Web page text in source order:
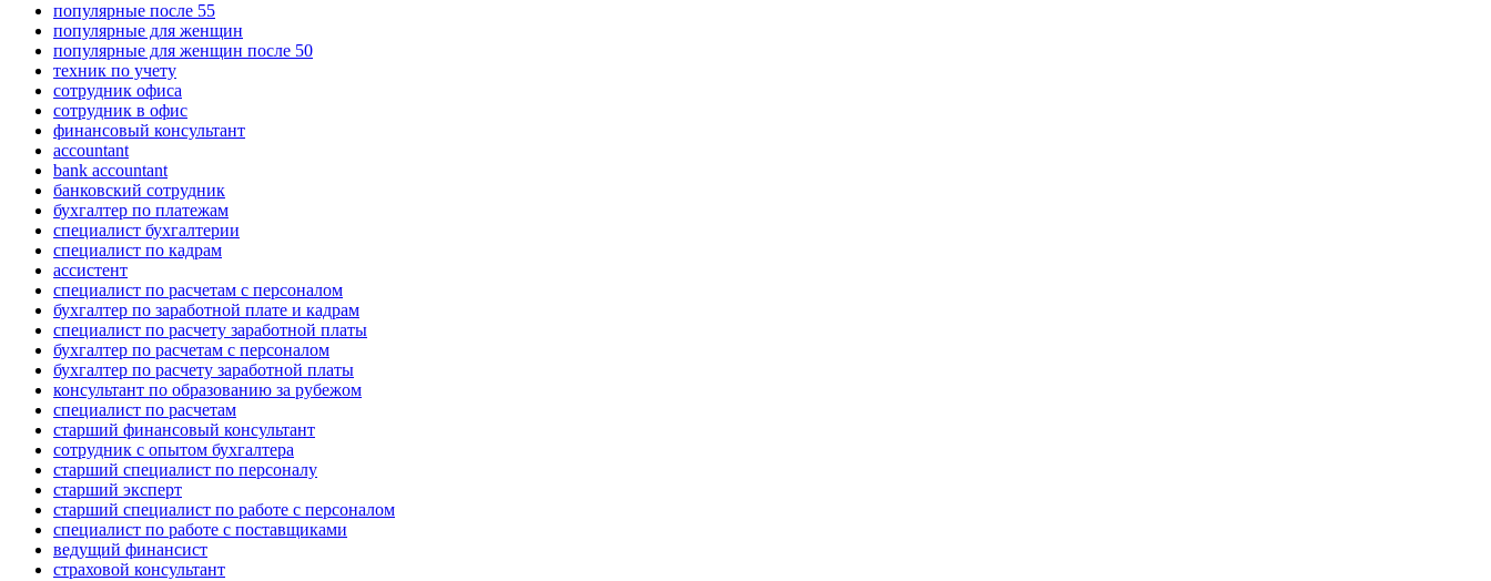
популярные после 55
популярные для женщин
популярные для женщин после 50
техник по учету
сотрудник офиса
сотрудник в офис
финансовый консультант
accountant
bank accountant
банковский сотрудник
бухгалтер по платежам
специалист бухгалтерии
специалист по кадрам
ассистент
специалист по расчетам с персоналом
бухгалтер по заработной плате и кадрам
специалист по расчету заработной платы
бухгалтер по расчетам с персоналом
бухгалтер по расчету заработной платы
консультант по образованию за рубежом
специалист по расчетам
старший финансовый консультант
сотрудник с опытом бухгалтера
старший специалист по персоналу
старший эксперт
старший специалист по работе с персоналом
специалист по работе с поставщиками
ведущий финансист
страховой консультант